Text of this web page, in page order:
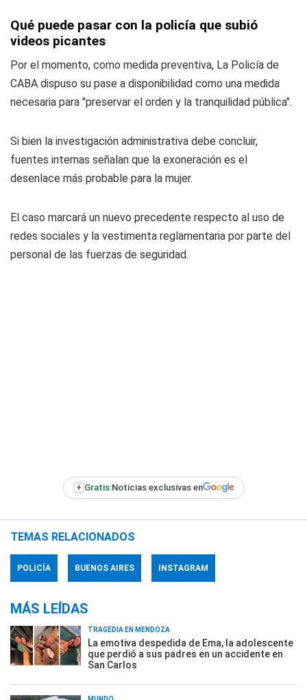
Qué puede pasar con la policía que subió
videos picantes
Por el momento, como medida preventiva, La Policía de
CABA dispuso su pase a disponibilidad como una medida
necesaria para "preservar el orden y la tranquilidad pública".
Si bien la investigación administrativa debe concluir,
fuentes internas señalan que la exoneración es el
desenlace más probable para la mujer.
El caso marcará un nuevo precedente respecto al uso de
redes sociales y la vestimenta reglamentaria por parte del
personal de las fuerzas de seguridad.
+ Gratis:Noticias exclusivas en
TEMAS RELACIONADOS
POLICÍA BUENOS AIRES INSTAGRAM
MÁS LEÍDAS
TRAGEDIA EN MENDOZA
La emotiva despedida de Ema, la adolescente
que perdió a sus padres en un accidente en
San Carlos